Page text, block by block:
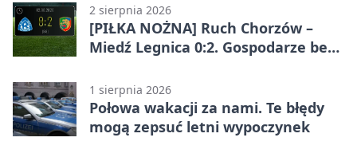
2 sierpnia 2026
[PIŁKA NOŻNA] Ruch Chorzów –
Miedź Legnica 0:2. Gospodarze bez
1 sierpnia 2026
Połowa wakacji za nami. Te błędy
mogą zepsuć letni wypoczynek